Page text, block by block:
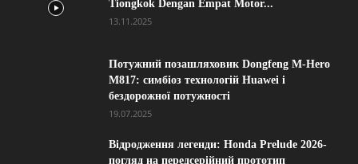
Tiongkok Dengan Empat Motor...
13.11.2025
Потужний позашляховик Dongfeng M-Hero
M817: симбіоз технологій Huawei і
бездорожної потужності
19.07.2025
Відродження легенди: Honda Prelude 2026-
погляд на передсерійний прототип